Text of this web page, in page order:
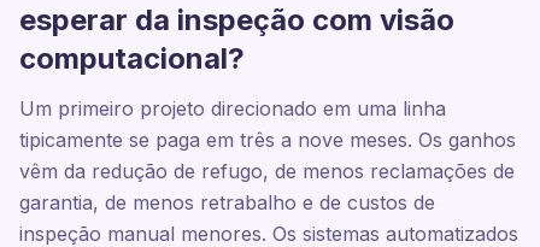
esperar da inspeção com visão
computacional?
Um primeiro projeto direcionado em uma linha
tipicamente se paga em três a nove meses. Os ganhos
vêm da redução de refugo, de menos reclamações de
garantia, de menos retrabalho e de custos de
inspeção manual menores. Os sistemas automatizados